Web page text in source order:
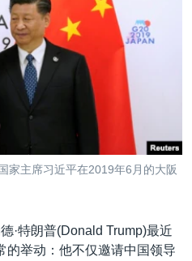
家主席习近平在2019年6月的大阪
·特朗普(Donald Trump)最近
的举动：他不仅邀请中国领导